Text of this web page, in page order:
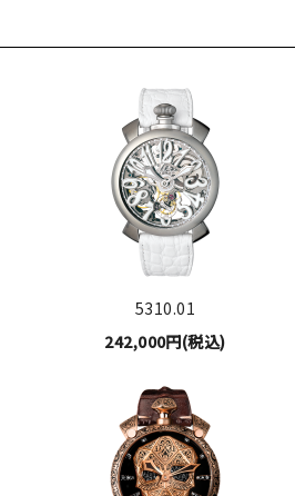
5310.01
242,000円(税込)